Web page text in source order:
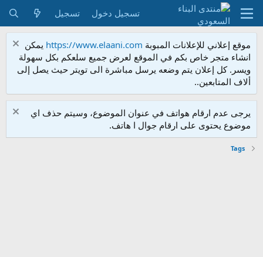
تسجيل دخول تسجيل
موقع إعلاني للإعلانات المبوبة https://www.elaani.com يمكن
انشاء متجر خاص بكم في الموقع لعرض جميع سلعكم بكل سهولة
ويسر. كل إعلان يتم وضعه يرسل مباشرة الى تويتر حيث يصل إلى
ألاف المتابعين..
يرجى عدم ارقام هواتف في عنوان الموضوع، وسيتم حذف اي
موضوع يحتوى على ارقام جوال ا هاتف.
Tags